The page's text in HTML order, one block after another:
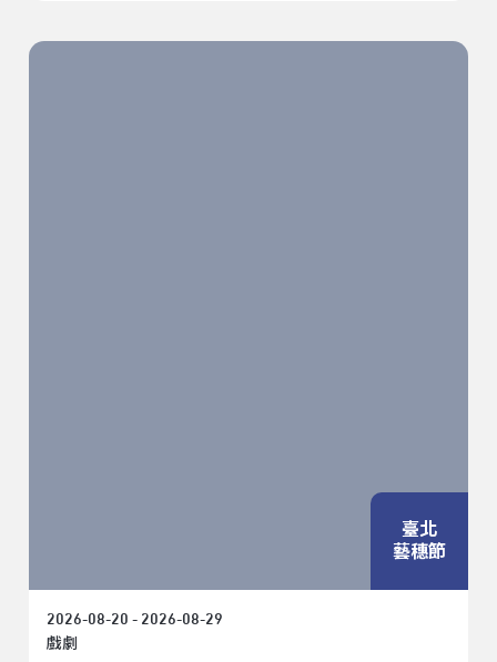
臺北
藝穗節
2026-08-20 - 2026-08-29
戲劇